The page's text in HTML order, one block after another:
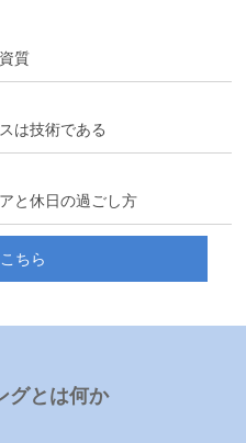
質
は技術である
と休日の過ごし方
ちら
グとは何か